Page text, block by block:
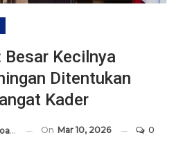
Kecilnya
Ditentukan
Kader
On Mar 10, 2026 0